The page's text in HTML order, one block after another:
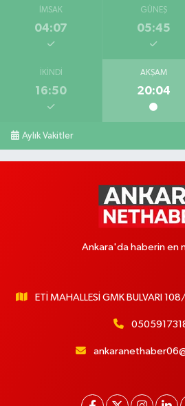
İMSAK
04:07
GÜNEŞ
05:45
İKINDI
16:50
AKŞAM
20:04
Aylık Vakitler
Ankara'da haberin en
ETİ MAHALLESİ GMK BULVARI